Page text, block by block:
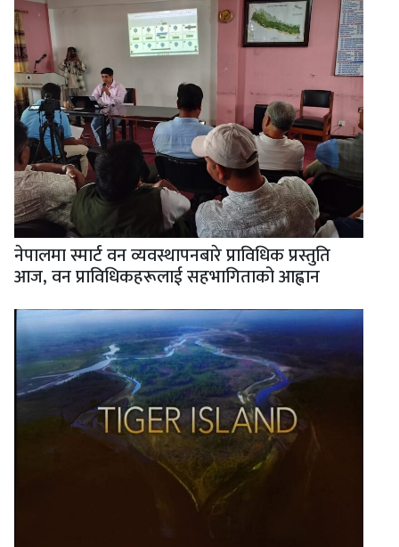
नेपालमा स्मार्ट वन व्यवस्थापनबारे प्राविधिक प्रस्तुति
आज, वन प्राविधिकहरूलाई सहभागिताको आह्वान